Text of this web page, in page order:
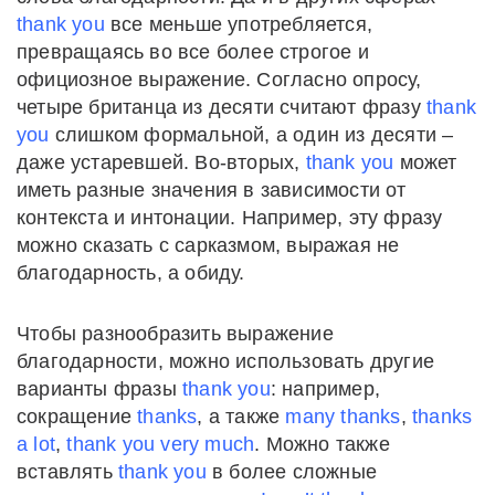
thank you все меньше употребляется,
превращаясь во все более строгое и
официозное выражение. Согласно опросу,
четыре британца из десяти считают фразуthank
you слишком формальной, а один из десяти –
даже устаревшей. Во-вторых, thank you может
иметь разные значения в зависимости от
контекста и интонации. Например, эту фразу
можно сказать с сарказмом, выражая не
благодарность, а обиду.
Чтобы разнообразить выражение
благодарности, можно использовать другие
варианты фразы thank you: например,
сокращениеthanks, а также many thanks,thanks
a lot,thank you very much. Можно также
вставлять thank you в более сложные